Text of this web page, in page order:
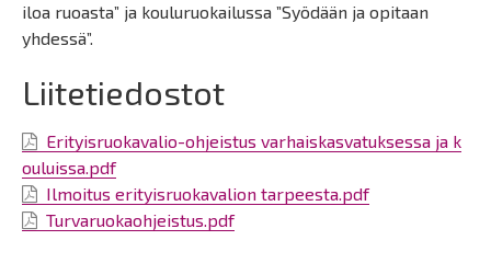
iloa ruoasta” ja kouluruokailussa ”Syödään ja opitaan
yhdessä”.
Liitetiedostot
Erityisruokavalio-ohjeistus varhaiskasvatuksessa ja k
ouluissa.pdf
Ilmoitus erityisruokavalion tarpeesta.pdf
Turvaruokaohjeistus.pdf